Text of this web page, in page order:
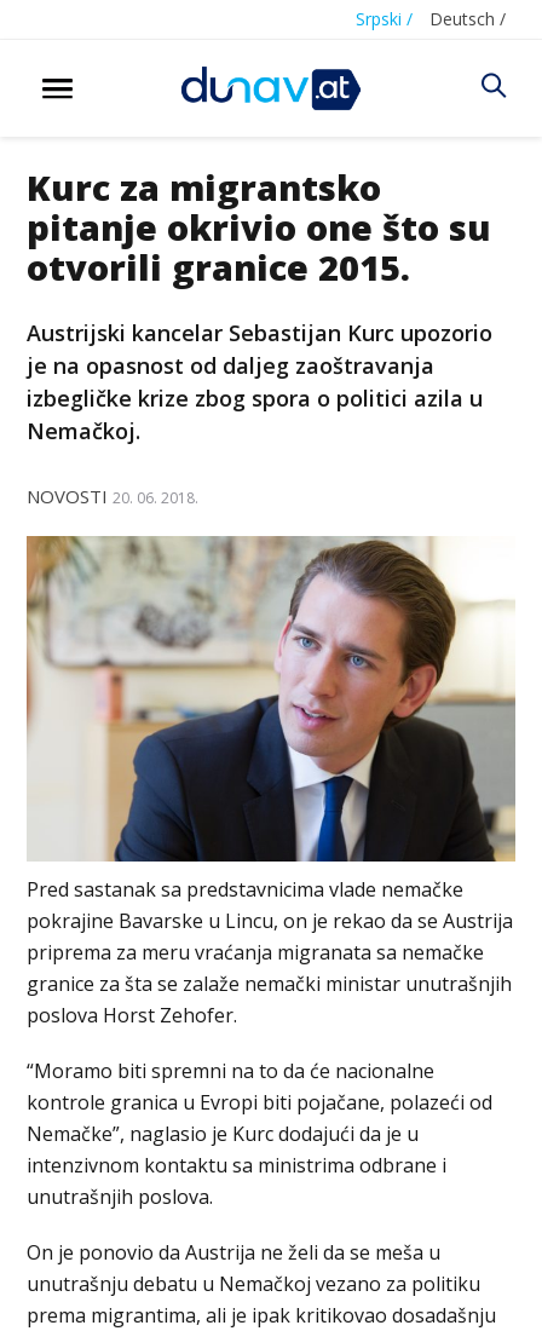
Srpski / Deutsch /
Kurc za migrantsko
pitanje okrivio one što su
otvorili granice 2015.
Austrijski kancelar Sebastijan Kurc upozorio
je na opasnost od daljeg zaoštravanja
izbegličke krize zbog spora o politici azila u
Nemačkoj.
NOVOSTI 20. 06. 2018.
Pred sastanak sa predstavnicima vlade nemačke
pokrajine Bavarske u Lincu, on je rekao da se Austrija
priprema za meru vraćanja migranata sa nemačke
granice za šta se zalaže nemački ministar unutrašnjih
poslova Horst Zehofer.
“Moramo biti spremni na to da će nacionalne
kontrole granica u Evropi biti pojačane, polazeći od
Nemačke”, naglasio je Kurc dodajući da je u
intenzivnom kontaktu sa ministrima odbrane i
unutrašnjih poslova.
On je ponovio da Austrija ne želi da se meša u
unutrašnju debatu u Nemačkoj vezano za politiku
prema migrantima, ali je ipak kritikovao dosadašnju